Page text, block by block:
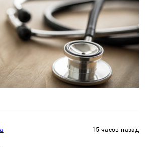
15 часов назад